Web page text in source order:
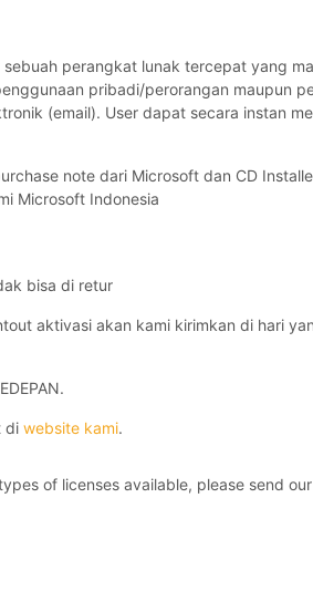
perangkat lunak tercepat yang
pribadi/perorangan maupun
(email). User dapat secara instan
note dari Microsoft dan CD
Microsoft Indonesia
bisa di retur
aktivasi akan kami kirimkan di hari
di website kami.
of licenses available, please send our